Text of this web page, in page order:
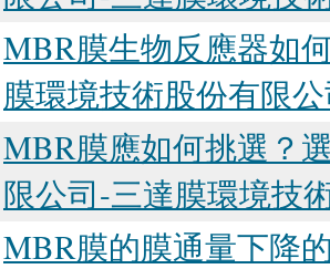
MBR膜生物反應器如
膜環境技術股份有限公
MBR膜應如何挑選？
限公司-三達膜環境技
MBR膜的膜通量下降